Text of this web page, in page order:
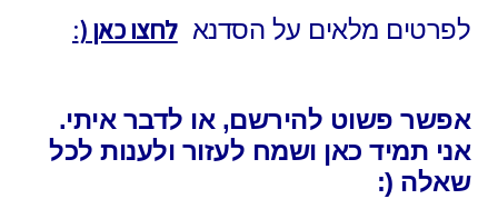
לפרטים מלאים על הסדנאלחצו כאן (:
אפשר פשוט להירשם, או לדבר איתי.
אני תמיד כאן ושמח לעזור ולענות לכל
שאלה (: